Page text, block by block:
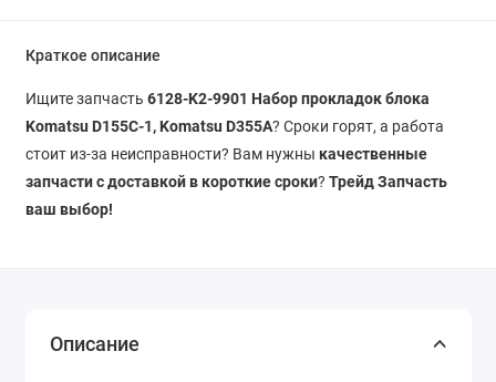
Краткое описание
Ищите запчасть 6128-K2-9901 Набор прокладок блока
Komatsu D155C-1, Komatsu D355A? Сроки горят, а работа
стоит из-за неисправности? Вам нужны качественные
запчасти с доставкой в короткие сроки? Трейд Запчасть
ваш выбор!
Описание